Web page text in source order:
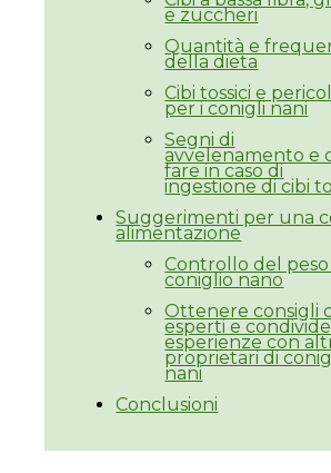
e zuccheri
Quantità e
della dieta
Cibi tossici e
per i conigli nani
Segni di
avvelenamento e
fare in caso di
ingestione di cibi
Suggerimenti per una
alimentazione
Controllo del peso
coniglio nano
Ottenere consigli
esperti e
esperienze con
proprietari di
nani
Conclusioni